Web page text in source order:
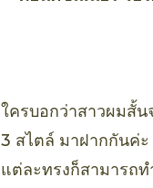
ใครบอกว่าสาวผมสั้
3 สไตล์ มาฝากกันค่
แต่ละทรงก็สามารถ